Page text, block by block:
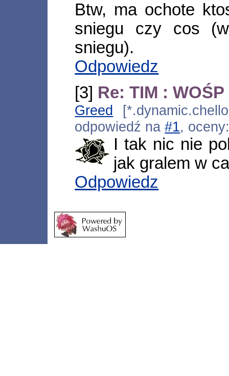
Btw, ma ochote
sniegu czy cos
sniegu).
Odpowiedz
[3] Re: TIM :
Greed
odpowiedź na#1,
I tak nic nie
jak gralem w
Odpowiedz